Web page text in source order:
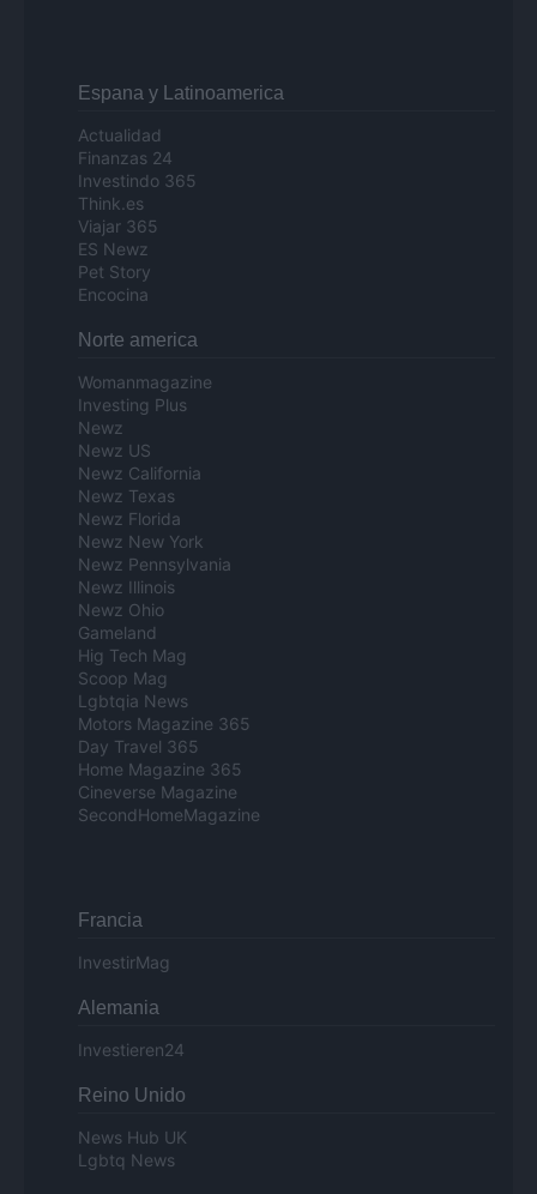
Espana y Latinoamerica
Actualidad
Finanzas 24
Investindo 365
Think.es
Viajar 365
ES Newz
Pet Story
Encocina
Norte america
Womanmagazine
Investing Plus
Newz
Newz US
Newz California
Newz Texas
Newz Florida
Newz New York
Newz Pennsylvania
Newz Illinois
Newz Ohio
Gameland
Hig Tech Mag
Scoop Mag
Lgbtqia News
Motors Magazine 365
Day Travel 365
Home Magazine 365
Cineverse Magazine
SecondHomeMagazine
Francia
InvestirMag
Alemania
Investieren24
Reino Unido
News Hub UK
Lgbtq News